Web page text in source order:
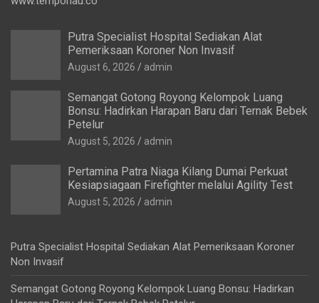
Putra Specialist Hospital Sediakan Alat
Pemeriksaan Koroner Non Invasif
August 6, 2026 admin
Semangat Gotong Royong Kelompok Luang
Bonsu: Hadirkan Harapan Baru dari Ternak Bebek
Petelur
August 5, 2026 admin
Pertamina Patra Niaga Kilang Dumai Perkuat
Kesiapsiagaan Firefighter melalui Agility Test
August 5, 2026 admin
Putra Specialist Hospital Sediakan Alat Pemeriksaan Koroner
Non Invasif
Semangat Gotong Royong Kelompok Luang Bonsu: Hadirkan